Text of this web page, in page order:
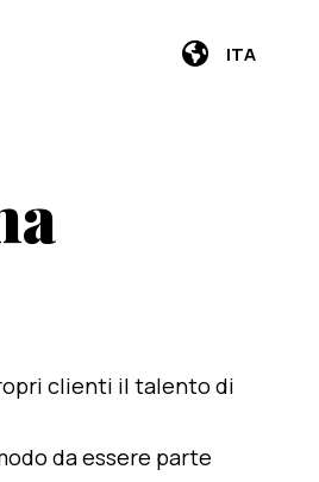
ITA
clienti il talento di
da essere parte